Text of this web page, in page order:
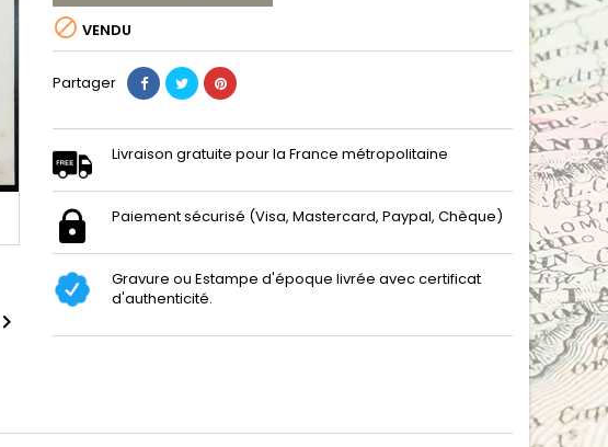

 VENDU
Partager
Livraison gratuite pour la France métropolitaine
Paiement sécurisé (Visa, Mastercard, Paypal, Chèque)
Gravure ou Estampe d'époque livrée avec certificat
d'authenticité.